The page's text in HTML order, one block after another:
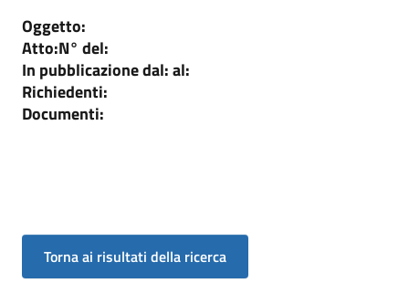
Oggetto:
Atto:N° del:
In pubblicazione dal:al:
Richiedenti:
Documenti: